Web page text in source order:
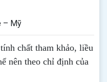
– Mỹ
chất tham khảo, liều
nên theo chỉ định của